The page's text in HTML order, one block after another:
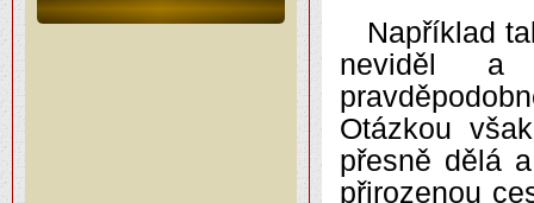
Například
neviděl a
Otázkou
přesně dělá
přirozenou